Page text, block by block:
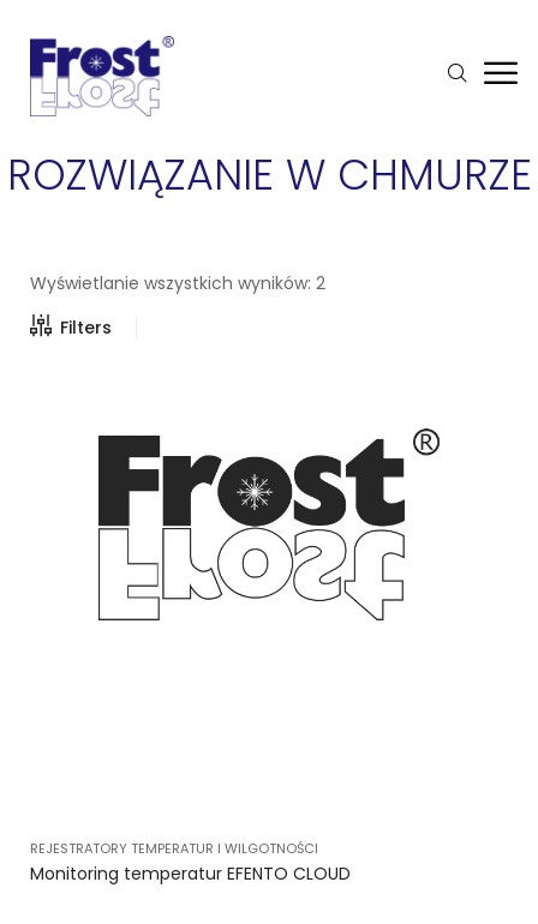
ROZWIĄZANIE W CHMURZE
Wyświetlanie wszystkich wyników: 2
Filters
REJESTRATORY TEMPERATUR I WILGOTNOŚCI
Monitoring temperatur EFENTO CLOUD